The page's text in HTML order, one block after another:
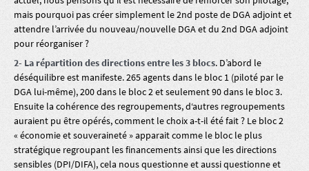
mais pourquoi pas créer simplement le 2nd poste de DGA adjoint et
attendre l’arrivée du nouveau/nouvelle DGA et du 2nd DGA adjoint
pour réorganiser ?
2- La répartition des directions entre les 3 blocs. D’abord le
déséquilibre est manifeste. 265 agents dans le bloc 1 (piloté par le
DGA lui-même), 200 dans le bloc 2 et seulement 90 dans le bloc 3.
Ensuite la cohérence des regroupements, d‘autres regroupements
auraient pu être opérés, comment le choix a-t-il été fait ? Le bloc 2
« économie et souveraineté » apparait comme le bloc le plus
stratégique regroupant les financements ainsi que les directions
sensibles (DPI/DIFA), cela nous questionne et aussi questionne et